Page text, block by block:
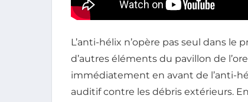
L’anti-hélix n’opère pas seul dans
d’autres éléments du pavillon de
immédiatement en avant de l’anti-
auditif contre les débris extérieurs.